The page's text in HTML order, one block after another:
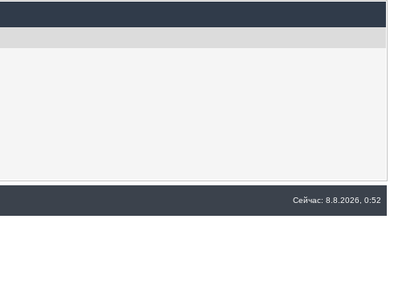
Сейчас: 8.8.2026, 0:52